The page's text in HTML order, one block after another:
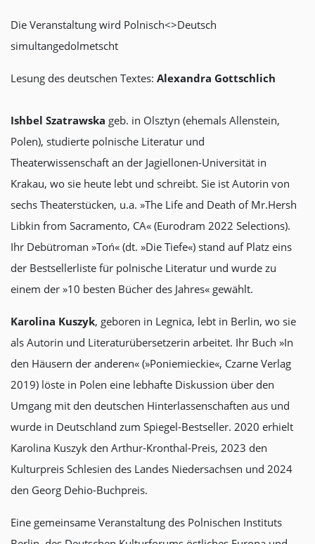
Die Veranstaltung wird Polnisch<>Deutsch
simultangedolmetscht
Lesung des deutschen Textes: Alexandra Gottschlich
Ishbel Szatrawska geb. in Olsztyn (ehemals Allenstein,
Polen), studierte polnische Literatur und
Theaterwissenschaft an der Jagiellonen-Universität in
Krakau, wo sie heute lebt und schreibt. Sie ist Autorin von
sechs Theaterstücken, u.a. »The Life and Death of Mr.Hersh
Libkin from Sacramento, CA« (Eurodram 2022 Selections).
Ihr Debütroman »Toń« (dt. »Die Tiefe«) stand auf Platz eins
der Bestsellerliste für polnische Literatur und wurde zu
einem der »10 besten Bücher des Jahres« gewählt.
Karolina Kuszyk, geboren in Legnica, lebt in Berlin, wo sie
als Autorin und Literaturübersetzerin arbeitet. Ihr Buch »In
den Häusern der anderen« (»Poniemieckie«, Czarne Verlag
2019) löste in Polen eine lebhafte Diskussion über den
Umgang mit den deutschen Hinterlassenschaften aus und
wurde in Deutschland zum Spiegel-Bestseller. 2020 erhielt
Karolina Kuszyk den Arthur-Kronthal-Preis, 2023 den
Kulturpreis Schlesien des Landes Niedersachsen und 2024
den Georg Dehio-Buchpreis.
Eine gemeinsame Veranstaltung des Polnischen Instituts